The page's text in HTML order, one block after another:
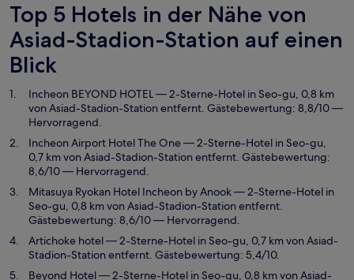
Top 5 Hotels in der Nähe von
Asiad-Stadion-Station auf einen
Blick
Incheon BEYOND HOTEL— 2-Sterne-Hotel in Seo-gu, 0,8 km
von Asiad-Stadion-Station entfernt. Gästebewertung: 8,8/10 —
Hervorragend.
Incheon Airport Hotel The One— 2-Sterne-Hotel in Seo-gu,
0,7 km von Asiad-Stadion-Station entfernt. Gästebewertung:
8,6/10 — Hervorragend.
Mitasuya Ryokan Hotel Incheon by Anook— 2-Sterne-Hotel in
Seo-gu, 0,8 km von Asiad-Stadion-Station entfernt.
Gästebewertung: 8,6/10 — Hervorragend.
Artichoke hotel— 2-Sterne-Hotel in Seo-gu, 0,7 km von Asiad-
Stadion-Station entfernt. Gästebewertung: 5,4/10.
Beyond Hotel— 2-Sterne-Hotel in Seo-gu, 0,8 km von Asiad-